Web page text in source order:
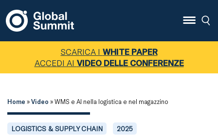
SCARICA I WHITE PAPER
ACCEDI AI VIDEO DELLE CONFERENZE
Home »Video »WMS e AI nella logistica e nel magazzino
LOGISTICS & SUPPLY CHAIN 2025